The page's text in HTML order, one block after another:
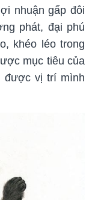
nhuận gấp đôi
phát, đại phú
khéo léo trong
mục tiêu của
được vị trí mình